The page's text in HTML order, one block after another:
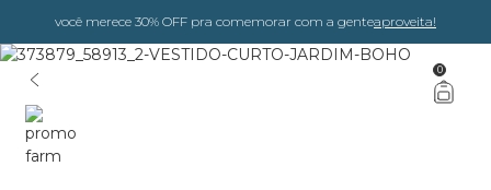
você merece 30% OFF pra comemorar com a genteaproveita!
0